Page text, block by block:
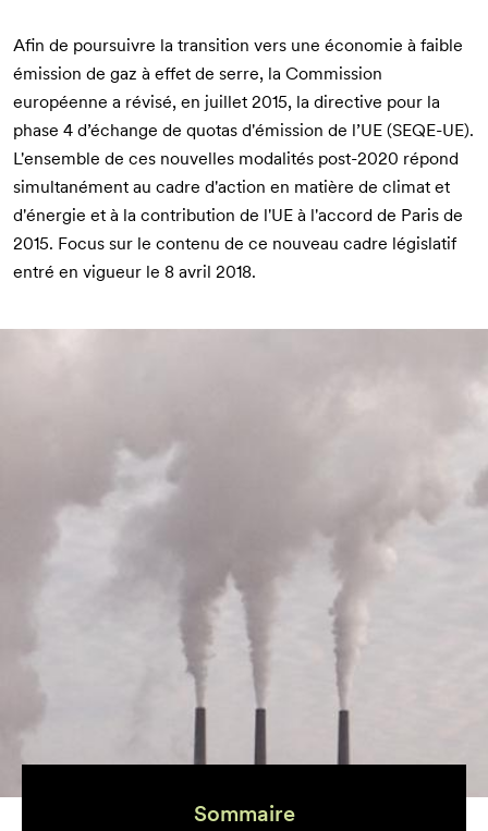
Afin de poursuivre la transition vers une économie à faible
émission de gaz à effet de serre, la Commission
européenne a révisé, en juillet 2015, la directive pour la
phase 4 d’échange de quotas d'émission de l’UE (SEQE-UE).
L'ensemble de ces nouvelles modalités post-2020 répond
simultanément au cadre d'action en matière de climat et
d'énergie et à la contribution de l'UE à l'accord de Paris de
2015. Focus sur le contenu de ce nouveau cadre législatif
entré en vigueur le 8 avril 2018.
Sommaire